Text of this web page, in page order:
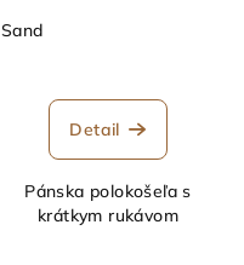
Sand
Detail
Pánska polokošeľa s
krátkym rukávom